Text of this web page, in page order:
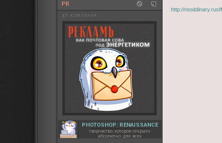
PR
pr компания
PHOTOSHOP: RENAISSANCE
творчество, которое открыто
абсолютно для всех
http://